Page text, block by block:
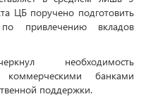
ЦБ поручено подготовить
привлечению вкладов
необходимость
коммерческими банками
поддержки.